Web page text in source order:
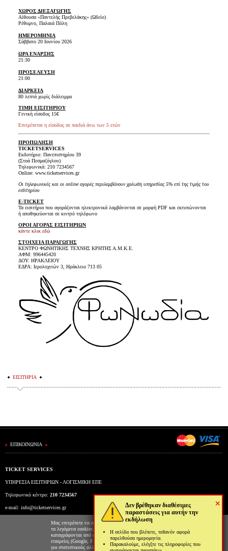
×
Δεν βρέθηκαν διαθέσιμες
παραστάσεις για αυτήν την
εκδήλωση
Η σελίδα που βλέπετε, πιθανόν αφορά
παρελθούσα ημερομηνία.
Παρακαλούμε, ελέγξτε τις πληροφορίες που
ΧΩΡΟΣ ΔΙΕΞΑΓΩΓΗΣ
Αίθουσα «Παντελής Πρεβελάκης» (Ωδείο)
Ρέθυμνο, Παλαιά Πόλη
ΗΜΕΡΟΜΗΝΙΑ
Σάββατο 20 Ιουνίου 2026
ΩΡΑ ΕΝΑΡΞΗΣ
21:30
ΠΡΟΣΕΛΕΥΣΗ
21:00
ΔΙΑΡΚΕΙΑ
80 λεπτά χωρίς διάλειμμα
ΤΙΜΗ ΕΙΣΙΤΗΡΙΟΥ
Γενική είσοδος 15€
Επιτρέπεται η είσοδος σε παιδιά άνω των 5 ετών
ΠΡΟΠΩΛΗΣΗ
TICKETSERVICES
Εκδοτήριο: Πανεπιστημίου 39
(Στοά Πεσμαζόγλου)
Τηλεφωνικά: 210 7234567
Online: www.ticketservices.gr
Οι τηλεφωνικές και οι online αγορές περιλαμβάνουν χρέωση υπηρεσίας 5% επί της τιμής του
εισιτηρίου
E-TICKET
Τα εισιτήρια που αγοράζονται ηλεκτρονικά λαμβάνονται σε μορφή PDF και εκτυπώνονται
ή αποθηκεύονται σε κινητό τηλέφωνο
ΟΡΟΙ ΑΓΟΡΑΣ ΕΙΣΙΤΗΡΙΩΝ
κάντε κλικ εδώ
ΣΤΟΙΧΕΙΑ ΠΑΡΑΓΩΓΗΣ
ΚΕΝΤΡΟ ΦΩΝΗΤΙΚΗΣ ΤΕΧΝΗΣ ΚΡΗΤΗΣ Α.Μ.Κ.Ε.
ΑΦΜ: 996445420
ΔΟΥ: ΗΡΑΚΛΕΙΟΥ
ΕΔΡΑ: Ιερολοχιτών 3, Ηράκλειο 713 05
ΕΙΣΙΤΗΡΙΑ
ΕΠΙΚΟΙΝΩΝΙΑ
TICKET SERVICES
ΥΠΗΡΕΣΙΑ ΕΙΣΙΤΗΡΙΩΝ - ΛΟΓΙΣΜΙΚΗ ΕΠΕ
Τηλεφωνικό κέντρο: 210 7234567
e-mail: info@ticketservices.gr
Εκδοτήριο: Πανεπιστημίου 39 (Στοά Πεσμαζόγλου), Αθήνα
Ώρες λειτουργίας εκδοτηρίου: Δευ-Παρ: 9πμ-5μμ
Μας επιτρέπετε να αποθηκεύουμε στον φυλλομετρητή σας
τα λεγόμενα cookies; Με αυτόν τον τρόπο θα
καταγράφονται από εμάς και τρίτες συνεργαζόμενες
εταιρείες (Google, Facebook κτλ) στοιχεία επισκεψιμότητας
για στατιστικούς αλλά και διαφημιστικούς λόγους. Μπορείτε